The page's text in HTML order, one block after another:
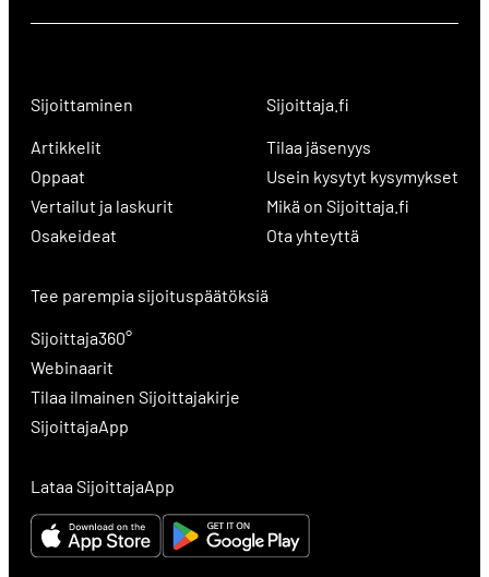
Sijoittaminen
Artikkelit
Oppaat
Vertailut ja laskurit
Osakeideat
Sijoittaja.fi
Tilaa jäsenyys
Usein kysytyt kysymykset
Mikä on Sijoittaja.fi
Ota yhteyttä
Tee parempia sijoituspäätöksiä
Sijoittaja360°
Webinaarit
Tilaa ilmainen Sijoittajakirje
SijoittajaApp
Lataa SijoittajaApp